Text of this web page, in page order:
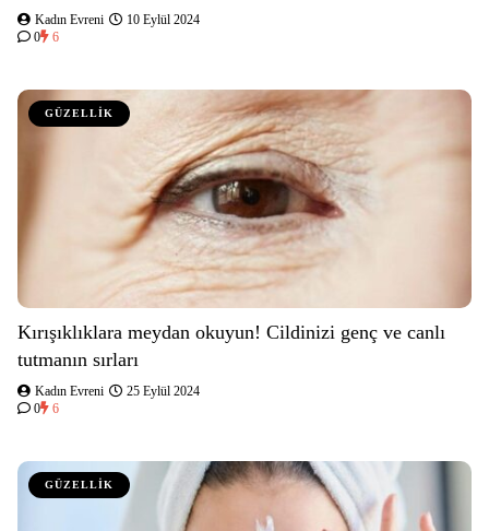
Kadın Evreni
10 Eylül 2024
0
6
GÜZELLİK
Kırışıklıklara meydan okuyun! Cildinizi genç ve canlı
tutmanın sırları
Kadın Evreni
25 Eylül 2024
0
6
GÜZELLİK